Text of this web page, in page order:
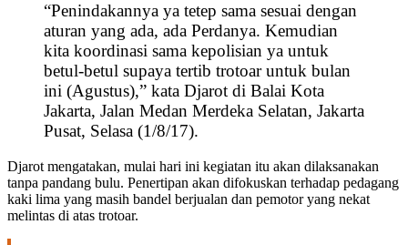
“Penindakannya ya tetep sama sesuai dengan
aturan yang ada, ada Perdanya. Kemudian
kita koordinasi sama kepolisian ya untuk
betul-betul supaya tertib trotoar untuk bulan
ini (Agustus),” kata Djarot di Balai Kota
Jakarta, Jalan Medan Merdeka Selatan, Jakarta
Pusat, Selasa (1/8/17).
Djarot mengatakan, mulai hari ini kegiatan itu akan dilaksanakan
tanpa pandang bulu. Penertipan akan difokuskan terhadap pedagang
kaki lima yang masih bandel berjualan dan pemotor yang nekat
melintas di atas trotoar.